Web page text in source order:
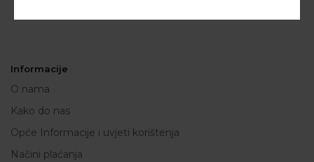
Informacije
O nama
Kako do nas
Opće Informacije i uvjeti korištenja
Načini plaćanja